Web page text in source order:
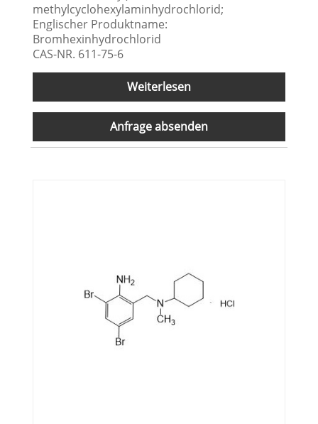
methylcyclohexylaminhydrochlorid;
Englischer Produktname:
Bromhexinhydrochlorid
CAS-NR. 611-75-6
Weiterlesen
Anfrage absenden